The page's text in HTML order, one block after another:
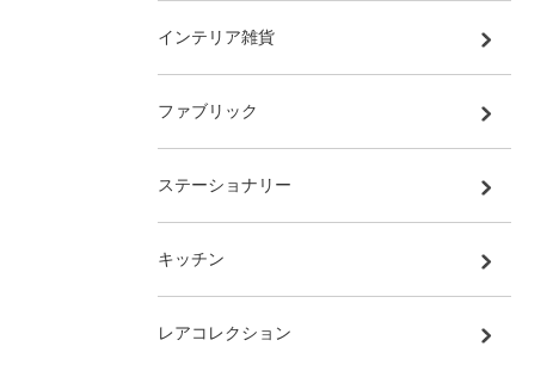
インテリア雑貨
ファブリック
ステーショナリー
キッチン
レアコレクション